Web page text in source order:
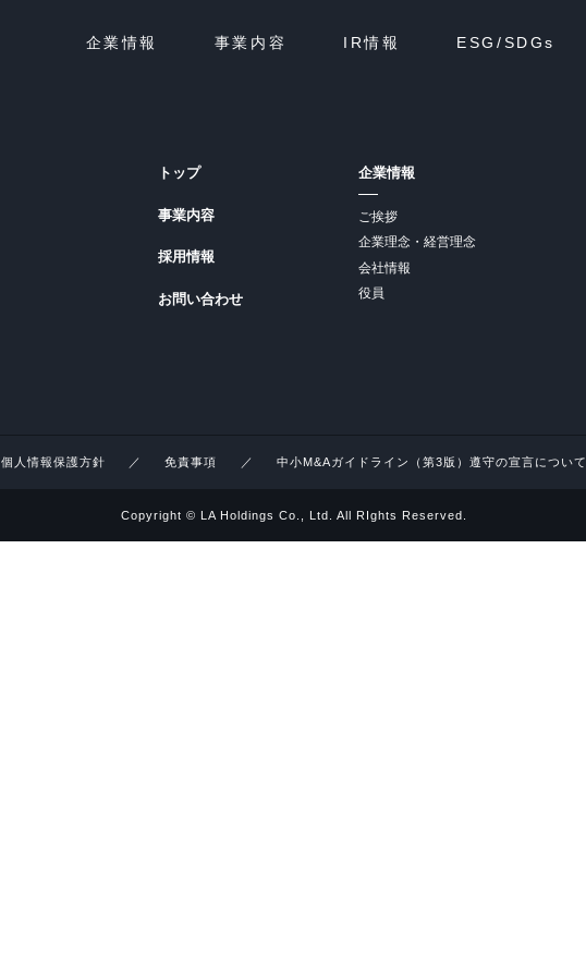
企業情報 事業内容 IR情報 ESG/SDGs
トップ
事業内容
採用情報
お問い合わせ
企業情報
ご挨拶
企業理念・経営理念
会社情報
役員
個人情報保護方針 免責事項 中小M&Aガイドライン（第3版）遵守の宣言について
Copyright © LA Holdings Co., Ltd. All RIghts Reserved.